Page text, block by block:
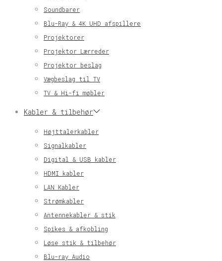
Soundbarer
Blu-Ray & 4K UHD afspillere
Projektorer
Projektor Lærreder
Projektor beslag
Vægbeslag til TV
TV & Hi-fi møbler
Kabler & tilbehør
Højttalerkabler
Signalkabler
Digital & USB kabler
HDMI kabler
LAN Kabler
Strømkabler
Antennekabler & stik
Spikes & afkobling
Løse stik & tilbehør
Blu-ray Audio